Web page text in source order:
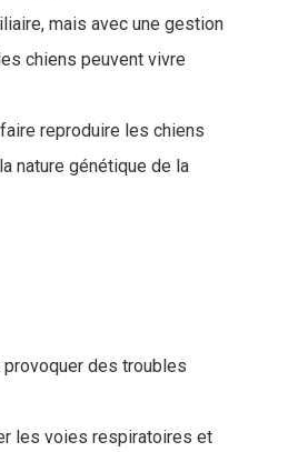
mais avec une gestion
chiens peuvent vivre
reproduire les chiens
nature génétique de la
des troubles
les voies respiratoires et